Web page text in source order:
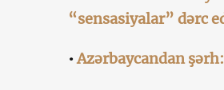
“sensasiyalar” dərc
•Azərbaycandan